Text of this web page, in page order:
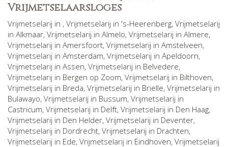
Vrijmetselaarsloges
Vrijmetselarij in , Vrijmetselarij in 's-Heerenberg, Vrijmetselarij
in Alkmaar, Vrijmetselarij in Almelo, Vrijmetselarij in Almere,
Vrijmetselarij in Amersfoort, Vrijmetselarij in Amstelveen,
Vrijmetselarij in Amsterdam, Vrijmetselarij in Apeldoorn,
Vrijmetselarij in Assen, Vrijmetselarij in Belvedere,
Vrijmetselarij in Bergen op Zoom, Vrijmetselarij in Bilthoven,
Vrijmetselarij in Breda, Vrijmetselarij in Brielle, Vrijmetselarij in
Bulawayo, Vrijmetselarij in Bussum, Vrijmetselarij in
Castricum, Vrijmetselarij in Delft, Vrijmetselarij in Den Haag,
Vrijmetselarij in Den Helder, Vrijmetselarij in Deventer,
Vrijmetselarij in Dordrecht, Vrijmetselarij in Drachten,
Vrijmetselarij in Ede, Vrijmetselarij in Eindhoven, Vrijmetselarij